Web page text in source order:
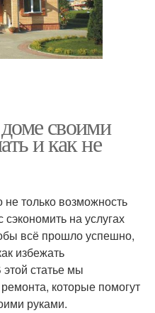
своими
и как не
только возможность
на услугах
всё прошло успешно,
избежать
статье мы
которые помогут
руками.